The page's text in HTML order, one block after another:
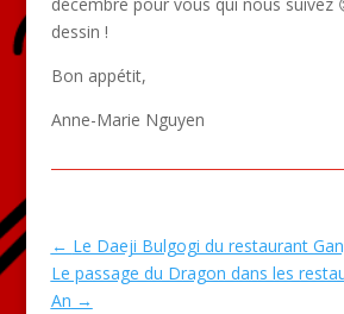
décembre pour vous qui nous suivez
dessin !
Bon appétit,
Anne-Marie Nguyen
← Le Daeji Bulgogi du restaurant
Le passage du Dragon dans les
An →